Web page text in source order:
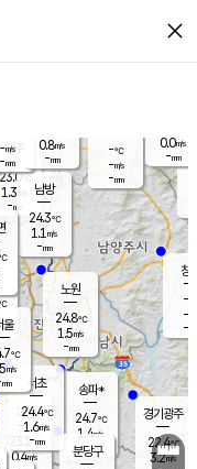
close
양주
℃
1.3
-mm
과천
23.1℃
0.4m/s
경기광주
22.4℃
3.2m/s
-℃
-m/s
-mm
창
-
-m/
-
0.0m/s
-mm
s
노원
24.8℃
1.5m/s
-mm
송파*
24.7℃
1.4m/s
-mm
서초
24.4℃
1.6m/s
-mm
남방
24.3℃
1.1 m/s
-mm
분당구
-m/s
-mm
울
℃
m/s
mm
0.8m/s
-mm